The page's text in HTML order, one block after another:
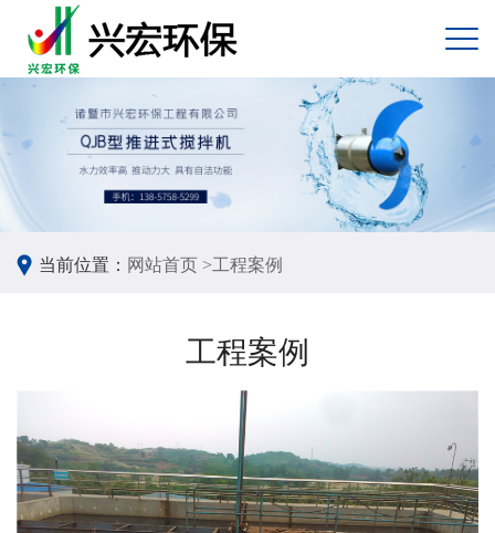
当前位置： 网站首页 >工程案例
工程案例